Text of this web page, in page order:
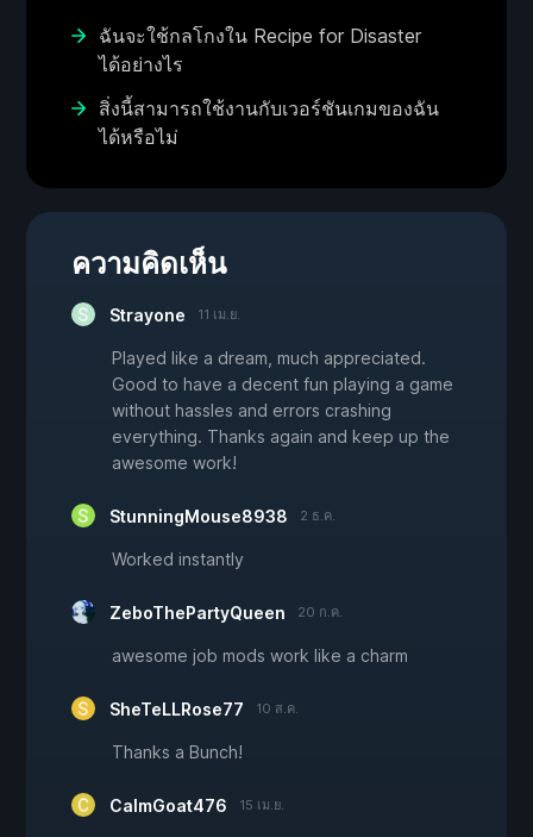
ฉันจะใช้กลโกงใน Recipe for Disaster
ได้อย่างไร
สิ่งนี้สามารถใช้งานกับเวอร์ชันเกมของฉัน
ได้หรือไม่
ความคิดเห็น
Strayone 11 เม.ย.
Played like a dream, much appreciated.
Good to have a decent fun playing a game
without hassles and errors crashing
everything. Thanks again and keep up the
awesome work!
StunningMouse8938 2 ธ.ค.
Worked instantly
ZeboThePartyQueen 20 ก.ค.
awesome job mods work like a charm
SheTeLLRose77 10 ส.ค.
Thanks a Bunch!
CalmGoat476 15 เม.ย.